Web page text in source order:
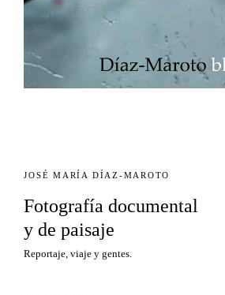
JOSÉ MARÍA DÍAZ-MAROTO
Fotografía documental
y de paisaje
Reportaje, viaje y gentes.